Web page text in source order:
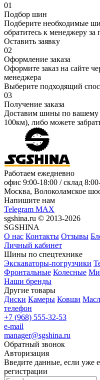
01
Подбор шин
Подберите необходимые
обратитесь к менеджеру
Оставить заявку
02
Оформление заказа
Оформите заказ на сайте
менеджера
Выберите подходящий
03
Получение заказа
Доставим шины по
100км), либо можете
Работаем ежедневно
офис 9:00-18:00 / склад
Москва, Волоколамское
Напишите нам
Telegram MAX
sgshina.ru © 2013-2026
SGSHINA
О нас Контакты Отзывы
Личный кабинет
Шины по спецтехнике
Экскаваторы-погрузчики
Фронтальные Колесные
Наши бренды
Другие товары
Диски Камеры Ковши
телефон
+7 (968) 555-32-53
e-mail
manager@sgshina.ru
Обратный звонок
Авторизация
Введите данные, если уже
регистрации